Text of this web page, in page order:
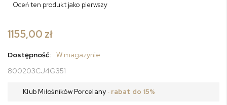
Oceń ten produkt jako pierwszy
1155,00 zł
Dostępność:
W magazynie
800203CJ4G351
Klub Miłośników Porcelany · rabat do 15%